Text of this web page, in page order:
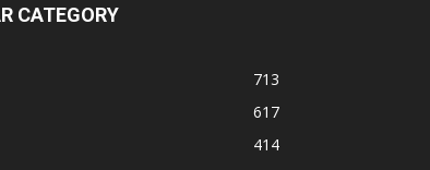
CATEGORY
713
617
414